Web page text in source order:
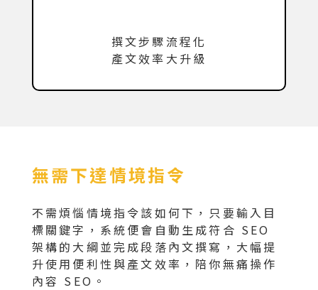
撰文步驟流程化
產文效率大升級
無需下達情境指令
不需煩惱情境指令該如何下，只要輸入目
標關鍵字，系統便會自動生成符合 SEO
架構的大綱並完成段落內文撰寫，大幅提
升使用便利性與產文效率，陪你無痛操作
內容 SEO。